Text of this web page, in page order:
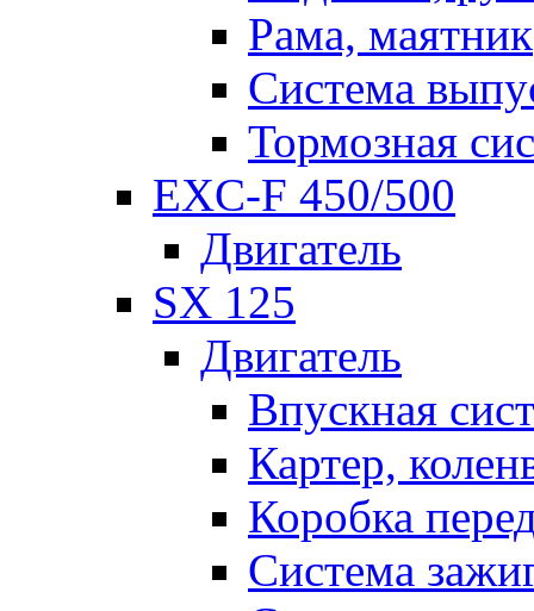
Рама, маятник
Система
Тормозная
EXC-F 450/500
Двигатель
SX 125
Двигатель
Впускная
Картер,
Коробка
Система